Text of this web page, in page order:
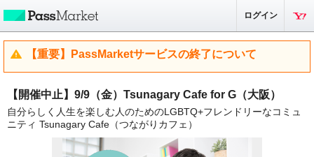
ログイン
【重要】PassMarketサービスの終了について
【開催中止】9/9（金）Tsunagary Cafe for G（大阪）
自分らしく人生を楽しむ人のためのLGBTQ+フレンドリーなコミュ
ニティ Tsunagary Cafe（つながりカフェ）